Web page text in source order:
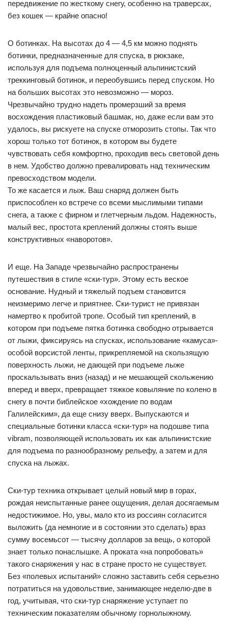
передвижение по жесткому снегу, особенно на траверсах,
без кошек — крайне опасно!
О ботинках. На высотах до 4 — 4,5 км можно поднять
ботинки, предназначенные для спуска, в рюкзаке,
используя для подъема полноценный альпинистский
треккинговый ботинок, и переобувшись перед спуском. Но
на больших высотах это невозможно — мороз.
Чрезвычайно трудно надеть промерзший за время
восхождения пластиковый башмак, но, даже если вам это
удалось, вы рискуете на спуске отморозить стопы. Так что
хорош только тот ботинок, в котором вы будете
чувствовать себя комфортно, проходив весь световой день
в нем. Удобство должно превалировать над техническим
превосходством модели.
То же касается и лыж. Ваш снаряд должен быть
приспособлен ко встрече со всеми мыслимыми типами
снега, а также с фирном и глетчерным льдом. Надежность,
малый вес, простота креплений должны стоять выше
конструктивных «наворотов».
И еще. На Западе чрезвычайно распространены
путешествия в стиле «ски-тур». Этому есть веское
основание. Нудный и тяжелый подъем становится
неизмеримо легче и приятнее. Ски-турист не привязан
намертво к пробитой тропе. Особый тип креплений, в
котором при подъеме пятка ботинка свободно отрывается
от лыжи, фиксируясь на спусках, использование «камуса»-
особой ворсистой ленты, прикрепляемой на скользящую
поверхность лыжи, не дающей при подъеме лыже
проскальзывать вниз (назад) и не мешающей скольжению
вперед и вверх, превращает тяжкое ковыляние по колено в
снегу в почти библейское «хождение по водам
Галилейским», да еще снизу вверх. Выпускаются и
специальные ботинки класса «ски-тур» на подошве типа
vibram, позволяющей использовать их как альпинистские
для подъема по разнообразному рельефу, а затем и для
спуска на лыжах.
Ски-тур техника открывает целый новый мир в горах,
рождая неиспытанные ранее ощущения, делая досягаемым
недостижимое. Но, увы, мало кто из россиян согласится
выложить (да немногие и в состоянии это сделать) враз
сумму восемьсот — тысячу долларов за вещь, о которой
знает только понаслышке. А проката «на попробовать»
такого снаряжения у нас в стране просто не существует.
Без «полевых испытаний» сложно заставить себя серьезно
потратиться на удовольствие, занимающее неделю-две в
год, учитывая, что ски-тур снаряжение уступает по
техническим показателям обычному горнолыжному.